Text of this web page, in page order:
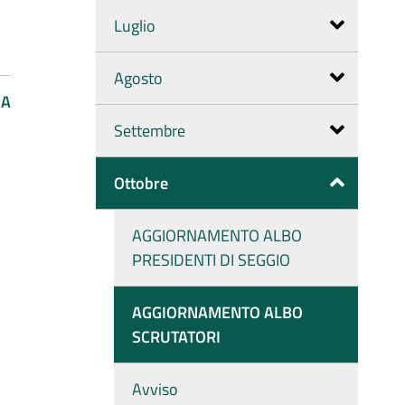
Luglio
Agosto
Settembre
Ottobre
AGGIORNAMENTO ALBO
PRESIDENTI DI SEGGIO
AGGIORNAMENTO ALBO
SCRUTATORI
Avviso